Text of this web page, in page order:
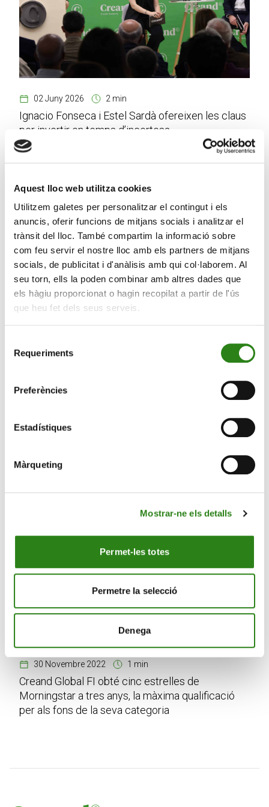
Aquest lloc web utilitza cookies
Utilitzem galetes per personalitzar el contingut i els
anuncis, oferir funcions de mitjans socials i analitzar el
trànsit del lloc. També compartim la informació sobre
com feu servir el nostre lloc amb els partners de mitjans
socials, de publicitat i d'anàlisis amb qui col·laborem. Al
seu torn, ells la poden combinar amb altres dades que
els hàgiu proporcionat o hagin recopilat a partir de l'ús
que heu fet dels seus serveis.
Requeriments
Preferències
Estadístiques
Màrqueting
Mostrar-ne els detalls
Permet-les totes
Permetre la selecció
Denega
02 Juny 2026 2 min
Ignacio Fonseca i Estel Sardà ofereixen les claus
per invertir en temps d’incertesa
Scale Lab de Creand inverteix en Pack2Earth,
30 Novembre 2022 1 min
Creand Global FI obté cinc estrelles de
Morningstar a tres anys, la màxima qualificació
per als fons de la seva categoria